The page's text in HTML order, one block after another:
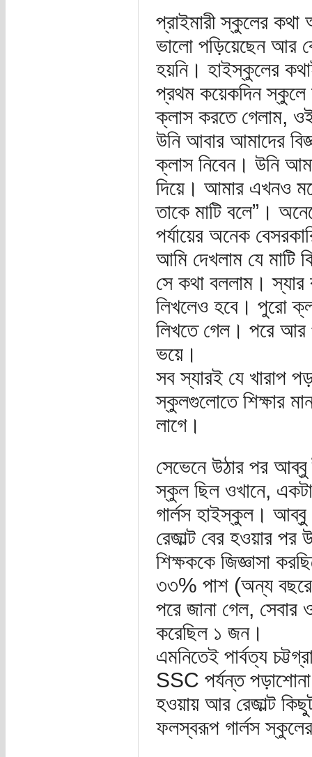
প্রাইমারী স্কুলের
ভালো পড়িয়েছেন আর
হয়নি। হাইস্কুলের
প্রথম কয়েকদিন স্কুলে
ক্লাস করতে গেলাম,
উনি আবার আমাদের
ক্লাস নিবেন। উনি
দিয়ে। আমার এখনও
তাকে মাটি বলে”।
পর্যায়ের অনেক
আমি দেখলাম যে মাটি
সে কথা বললাম। স্যার
লিখলেও হবে। পুরো
লিখতে গেল। পরে আর
ভয়ে।
সব স্যারই যে খারাপ
স্কুলগুলোতে শিক্ষার
লাগে।
সেভেনে উঠার পর আব্বু
স্কুল ছিল ওখানে, একটা
গার্লস হাইস্কুল।
রেজাল্ট বের হওয়ার পর
শিক্ষককে জিজ্ঞাসা
৩৩% পাশ (অন্য
পরে জানা গেল, সেবার
করেছিল ১ জন।
এমনিতেই পার্বত্য
SSC পর্যন্ত
হওয়ায় আর রেজাল্ট
ফলস্বরূপ গার্লস